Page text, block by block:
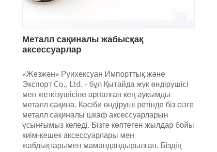
Металл сақиналы жабысқақ
аксессуарлар
«Жезжән» Руихексуан Импорттық және
Экспорт Co., Ltd. - бұл Қытайда жүк өндірушісі
мен жеткізушісіне арналған кең ауқымды
металл сақина. Кәсіби өндіруші ретінде біз сізге
металл сақиналы шкаф аксессуарларын
ұсынғымыз келеді. Бізге көптеген жылдар бойы
киім-кешек аксессуарлары мен
жабдықтарымен мамандандырылған. Біздің